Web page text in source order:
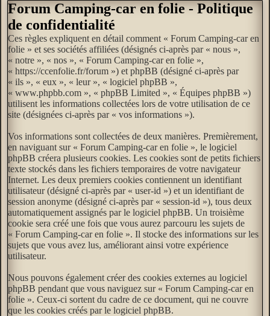
Forum Camping-car en folie - Politique
de confidentialité
Ces règles expliquent en détail comment « Forum Camping-car en
folie » et ses sociétés affiliées (désignés ci-après par « nous »,
« notre », « nos », « Forum Camping-car en folie »,
« https://ccenfolie.fr/forum ») et phpBB (désigné ci-après par
« ils », « eux », « leur », « logiciel phpBB »,
« www.phpbb.com », « phpBB Limited », « Équipes phpBB »)
utilisent les informations collectées lors de votre utilisation de ce
site (désignées ci-après par « vos informations »).
Vos informations sont collectées de deux manières. Premièrement,
en naviguant sur « Forum Camping-car en folie », le logiciel
phpBB créera plusieurs cookies. Les cookies sont de petits fichiers
texte stockés dans les fichiers temporaires de votre navigateur
Internet. Les deux premiers cookies contiennent un identifiant
utilisateur (désigné ci-après par « user-id ») et un identifiant de
session anonyme (désigné ci-après par « session-id »), tous deux
automatiquement assignés par le logiciel phpBB. Un troisième
cookie sera créé une fois que vous aurez parcouru les sujets de
« Forum Camping-car en folie ». Il stocke des informations sur les
sujets que vous avez lus, améliorant ainsi votre expérience
utilisateur.
Nous pouvons également créer des cookies externes au logiciel
phpBB pendant que vous naviguez sur « Forum Camping-car en
folie ». Ceux-ci sortent du cadre de ce document, qui ne couvre
que les cookies créés par le logiciel phpBB.